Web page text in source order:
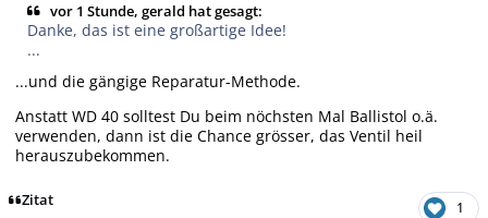
vor 1 Stunde, gerald hat gesagt:
Danke, das ist eine großartige Idee!
...
...und die gängige Reparatur-Methode.
Anstatt WD 40 solltest Du beim nöchsten Mal Ballistol o.ä.
verwenden, dann ist die Chance grösser, das Ventil heil
herauszubekommen.
Zitat 1